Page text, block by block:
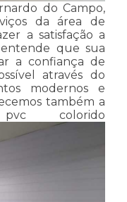
do Campo,
da área de
a satisfação a
que sua
a confiança de
através do
modernos e
também a
colorido